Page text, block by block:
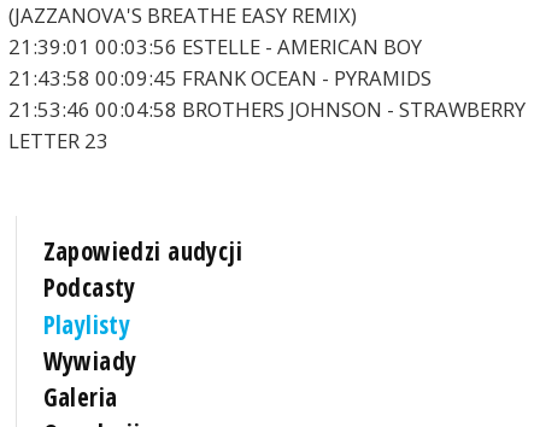
(JAZZANOVA'S BREATHE EASY REMIX)
21:39:01 00:03:56 ESTELLE - AMERICAN BOY
21:43:58 00:09:45 FRANK OCEAN - PYRAMIDS
21:53:46 00:04:58 BROTHERS JOHNSON - STRAWBERRY
LETTER 23
Zapowiedzi audycji
Podcasty
Playlisty
Wywiady
Galeria